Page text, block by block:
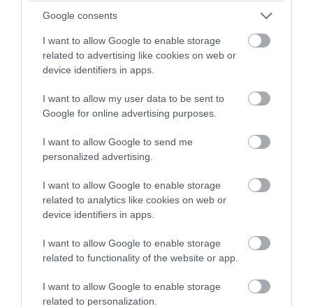
Google consents
I want to allow Google to enable storage
related to advertising like cookies on web or
device identifiers in apps.
I want to allow my user data to be sent to
Google for online advertising purposes.
I want to allow Google to send me
personalized advertising.
I want to allow Google to enable storage
related to analytics like cookies on web or
device identifiers in apps.
I want to allow Google to enable storage
related to functionality of the website or app.
I want to allow Google to enable storage
related to personalization.
Τουρισμός για Όλους 2026-2027: Σήμερα
ανοίγει η πλατφόρμα για την υποβολή
των αιτήσεων – Οι δικαιούχοι
05.08.2026 | 07:34
PRONEWS.GR /ΚΟΙΝΩΝΙΑ